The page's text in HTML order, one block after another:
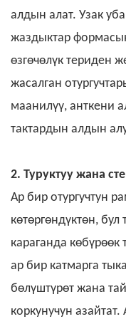
алдын алат. Узак
жаздыктар
өзгөчөлүк териден
жасалган
маанилүү, анткени
тактардын алдын
2. Туруктуу жана
Ар бир отургучтун
көтөргөндүктөн, бул
караганда көбүрөөк
ар бир катмарга
бөлүштүрөт жана
коркунучун